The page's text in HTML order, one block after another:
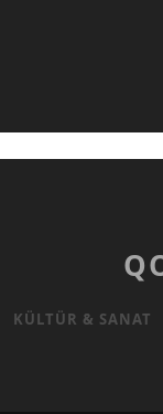
KÜLTÜR & SANAT